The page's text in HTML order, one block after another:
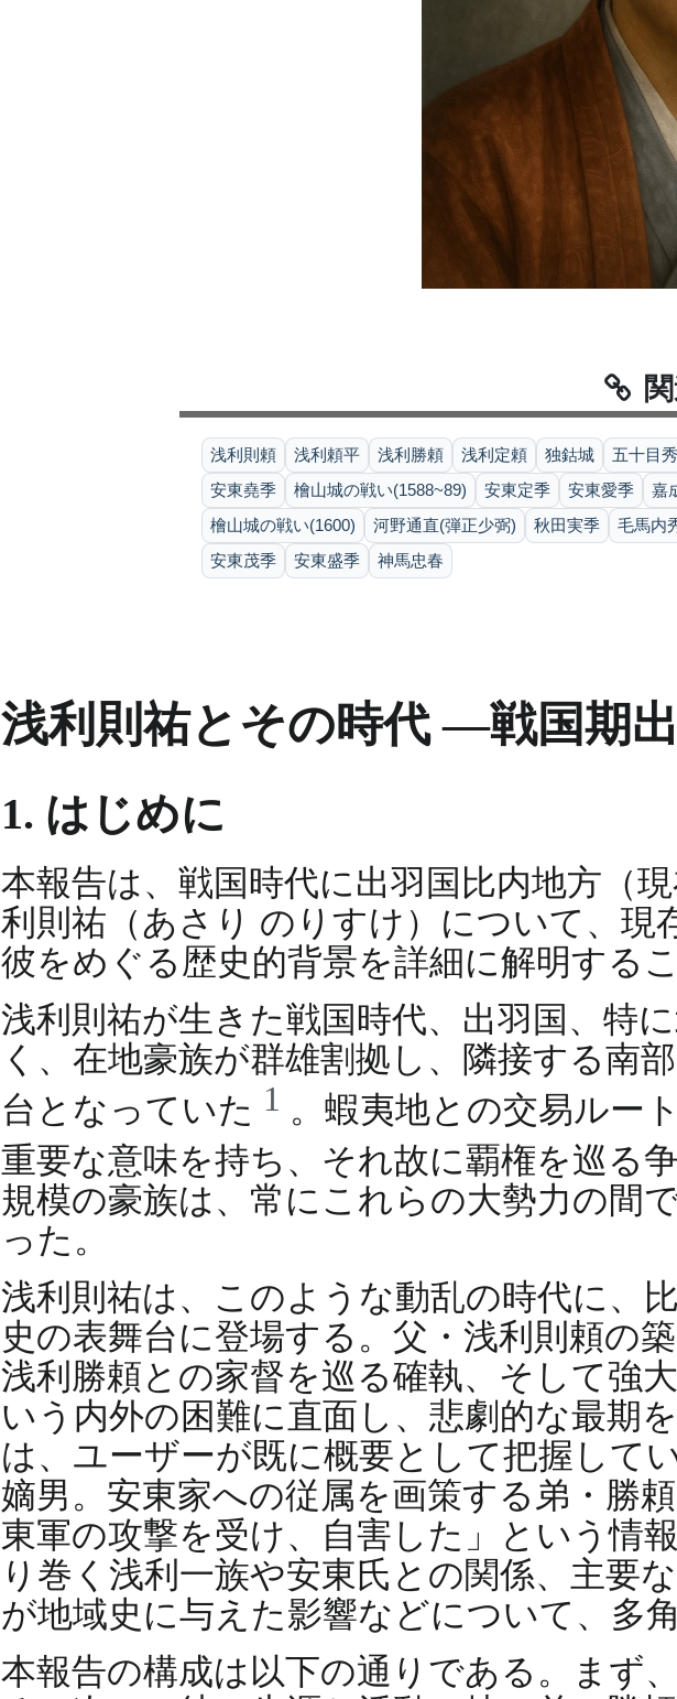
浅利則頼 浅利頼平 浅利勝頼 浅利定頼 独鈷城 五十目
安東堯季
檜山城の戦い(1588~89) 安東定季 安東愛季 嘉
檜山城の戦い(1600)
河野通直(弾正少弼) 秋田実季 毛馬内
安東茂季
安東盛季 神馬忠春
浅利則祐とその時代 ―戦国期
1. はじめに
本報告は、戦国時代に出羽国比内地方（
利則祐（あさり のりすけ）について、
彼をめぐる歴史的背景を詳細に解明する
浅利則祐が生きた戦国時代、出羽国、特
く、在地豪族が群雄割拠し、隣接する南
台となっていた 1 。蝦夷地との交易ルー
重要な意味を持ち、それ故に覇権を巡る
規模の豪族は、常にこれらの大勢力の間
った。
浅利則祐は、このような動乱の時代に、
史の表舞台に登場する。父・浅利則頼の
浅利勝頼との家督を巡る確執、そして強
いう内外の困難に直面し、悲劇的な最期
は、ユーザーが既に概要として把握して
嫡男。安東家への従属を画策する弟・勝
東軍の攻撃を受け、自害した」という情
り巻く浅利一族や安東氏との関係、主要
が地域史に与えた影響などについて、多
本報告の構成は以下の通りである。まず